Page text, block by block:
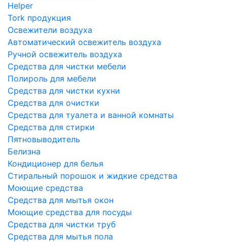
Helper
Tork продукция
Освежители воздуха
Автоматический освежитель воздуха
Ручной освежитель воздуха
Средства для чистки мебели
Полироль для мебели
Средства для чистки кухни
Средства для очистки
Средства для туалета и ванной комнаты
Средства для стирки
Пятновыводитель
Белизна
Кондиционер для белья
Стиральный порошок и жидкие средства
Моющие средства
Средства для мытья окон
Моющие средства для посуды
Средства для чистки труб
Средства для мытья пола